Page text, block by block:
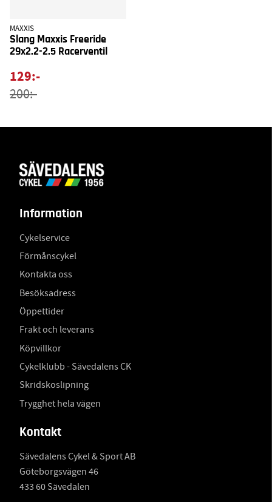
MAXXIS
Slang Maxxis Freeride
29x2.2-2.5 Racerventil
129:-
200:-
Information
Cykelservice
Förmånscykel
Kontakta oss
Besöksadress
Öppettider
Frakt och leverans
Köpvillkor
Cykelklubb - Sävedalens CK
Skridskoslipning
Trygghet hela vägen
Kontakt
Sävedalens Cykel & Sport AB
Göteborgsvägen 46
433 60 Sävedalen